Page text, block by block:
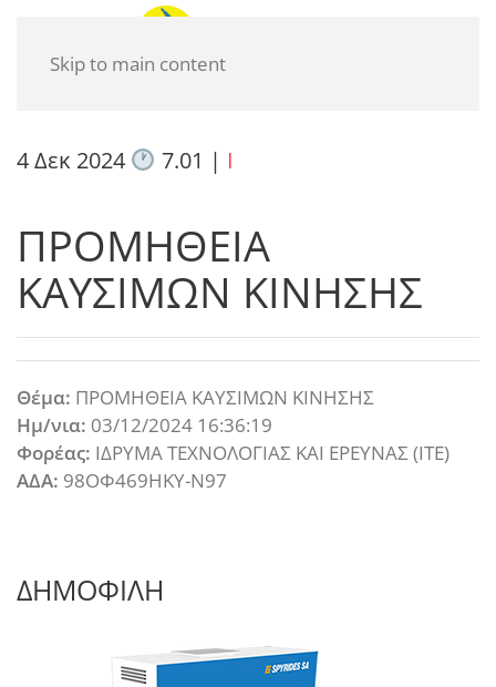
Skip to main content
4 Δεκ 2024 7.01 | I
ΠΡΟΜΗΘΕΙΑ
ΚΑΥΣΙΜΩΝ ΚΙΝΗΣΗΣ
Θέμα: ΠΡΟΜΗΘΕΙΑ ΚΑΥΣΙΜΩΝ ΚΙΝΗΣΗΣ
Ημ/νια: 03/12/2024 16:36:19
Φορέας: ΙΔΡΥΜΑ ΤΕΧΝΟΛΟΓΙΑΣ ΚΑΙ ΕΡΕΥΝΑΣ (ΙΤΕ)
ΑΔΑ: 98ΟΦ469ΗΚΥ-Ν97
ΔΗΜΟΦΙΛΗ